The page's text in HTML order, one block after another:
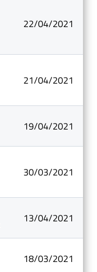
22/04/2021
21/04/2021
19/04/2021
30/03/2021
13/04/2021
18/03/2021